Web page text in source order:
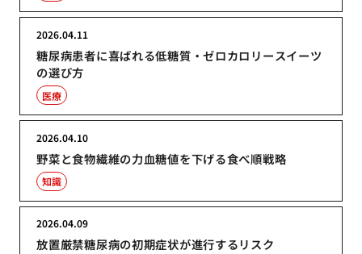
糖尿病患者に喜ばれる低糖質・ゼロカロリースイーツ
の選び方
2026.04.11
医療
野菜と食物繊維の力血糖値を下げる食べ順戦略
2026.04.10
知識
放置厳禁糖尿病の初期症状が進行するリスク
2026.04.09